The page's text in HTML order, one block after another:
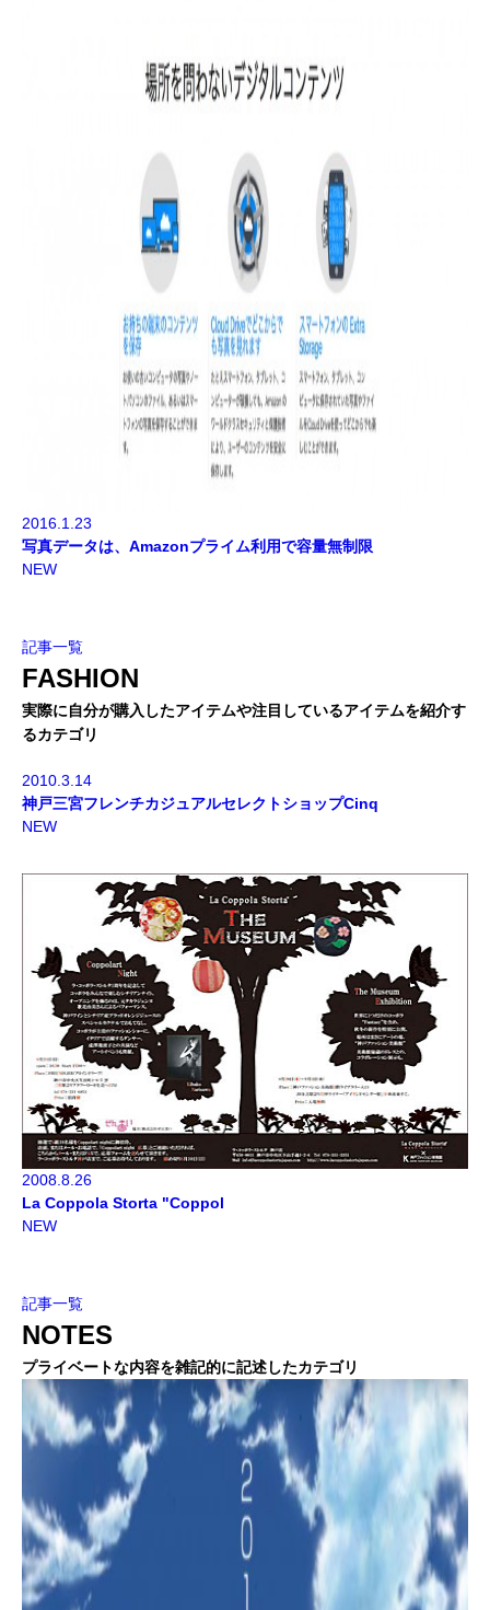
2016.1.23
写真データは、Amazonプライム利用で容量無制限
NEW
記事一覧
FASHION
実際に自分が購入したアイテムや注目しているアイテムを紹介す
るカテゴリ
2010.3.14
神戸三宮フレンチカジュアルセレクトショップCinq
NEW
2008.8.26
La Coppola Storta "Coppol
NEW
記事一覧
NOTES
プライベートな内容を雑記的に記述したカテゴリ